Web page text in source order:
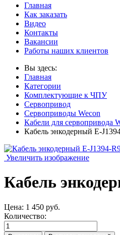
Главная
Как заказать
Видео
Контакты
Вакансии
Работы наших клиентов
Вы здесь:
Главная
Категории
Комплектующие к ЧПУ
Сервопривод
Сервоприводы Wecon
Кабели для сервопривода
Кабель энкодерный E-
Увеличить изображение
Кабель
Цена: 1 450 руб.
Количество: